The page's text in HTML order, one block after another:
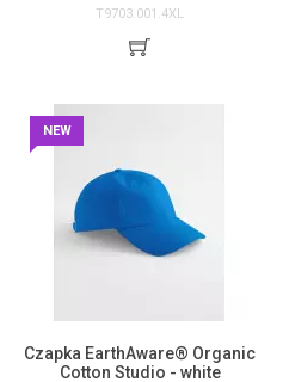
T9703.001.4XL
NEW
Czapka EarthAware® Organic
Cotton Studio - white